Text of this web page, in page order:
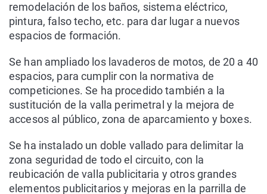
remodelación de los baños, sistema eléctrico,
pintura, falso techo, etc. para dar lugar a nuevos
espacios de formación.
Se han ampliado los lavaderos de motos, de 20 a 40
espacios, para cumplir con la normativa de
competiciones. Se ha procedido también a la
sustitución de la valla perimetral y la mejora de
accesos al público, zona de aparcamiento y boxes.
Se ha instalado un doble vallado para delimitar la
zona seguridad de todo el circuito, con la
reubicación de valla publicitaria y otros grandes
elementos publicitarios y mejoras en la parrilla de